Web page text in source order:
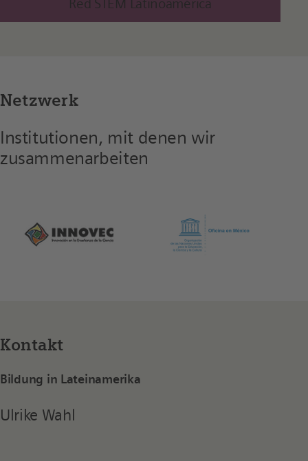
Red STEM Latinoamérica
Netzwerk
Institutionen, mit denen wir
zusammenarbeiten
Kontakt
Bildung in Lateinamerika
Ulrike Wahl